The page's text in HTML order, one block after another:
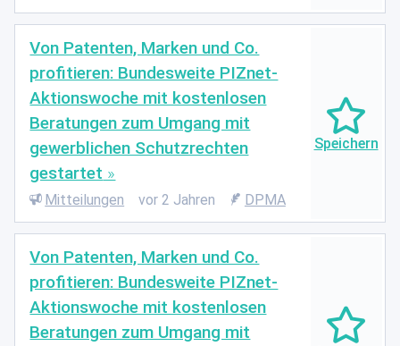
Von Patenten, Marken und Co.
profitieren: Bundesweite PIZnet-
Aktionswoche mit kostenlosen
Beratungen zum Umgang mit
gewerblichen Schutzrechten
gestartet
Mitteilungen vor 2 Jahren DPMA
Von Patenten, Marken und Co.
profitieren: Bundesweite PIZnet-
Aktionswoche mit kostenlosen
Beratungen zum Umgang mit